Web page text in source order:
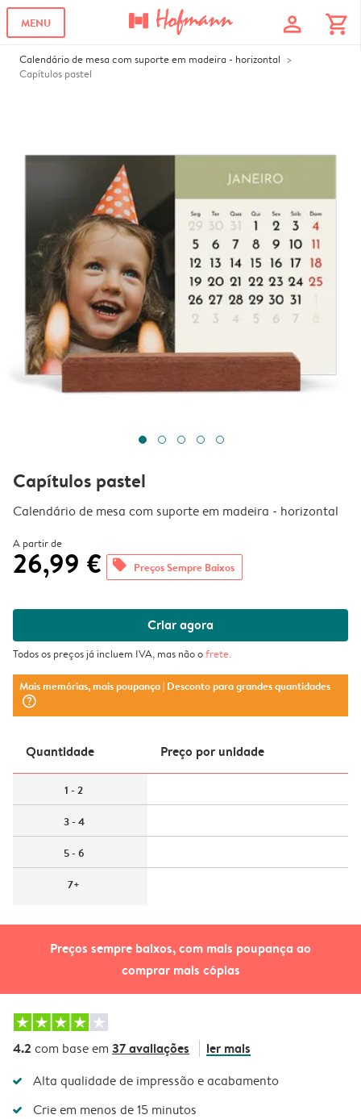
MENU profile shopping_cart
Calendário de mesa com suporte em madeira - horizontal
Capítulos pastel
Preços sempre baixos, com mais poupança ao
comprar mais cópias
Capítulos pastel
Calendário de mesa com suporte em madeira - horizontal
A partir de
26,99 € offers Preços Sempre Baixos
Criar agora
Todos os preços já incluem IVA, mas não ofrete.
Mais memórias, mais poupança| Desconto para grandes quantidades
question_mark_circle
Quantidade Preço por unidade
1 - 2
3 - 4
5 - 6
7+
4.2 com base em 37 avaliações ler mais
Alta qualidade de impressão e acabamento
Crie em menos de 15 minutos